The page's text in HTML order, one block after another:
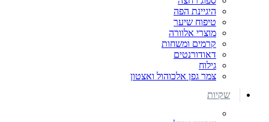
היגיינת הפה
טיפוח שיער
מוצרי אלוורה
קרמים ומשחות
דאודורנטים
גילוח
צמר גפן אלכוהול ואצטון
שקיות